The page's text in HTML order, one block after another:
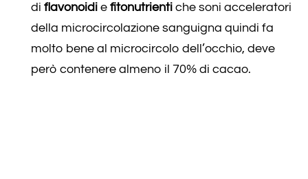
di flavonoidi e fitonutrienti che soni acceleratori
della microcircolazione sanguigna quindi fa
molto bene al microcircolo dell’occhio, deve
però contenere almeno il 70% di cacao.